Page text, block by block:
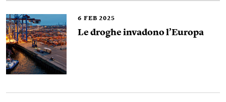
6 FEB 2025
Le droghe invadono l’Europa